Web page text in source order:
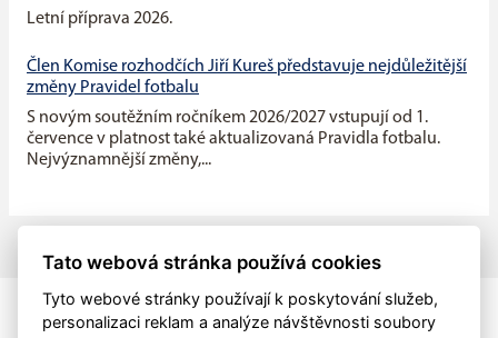
Letní příprava 2026.
Člen Komise rozhodčích Jiří Kureš představuje nejdůležitější
změny Pravidel fotbalu
S novým soutěžním ročníkem 2026/2027 vstupují od 1.
července v platnost také aktualizovaná Pravidla fotbalu.
Nejvýznamnější změny,...
Tato webová stránka používá cookies
Tyto webové stránky používají k poskytování služeb,
personalizaci reklam a analýze návštěvnosti soubory